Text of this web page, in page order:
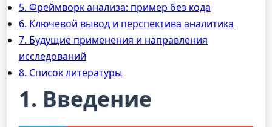
5. Фреймворк анализа: пример без кода
6. Ключевой вывод и перспектива аналитика
7. Будущие применения и направления
исследований
8. Список литературы
1. Введение